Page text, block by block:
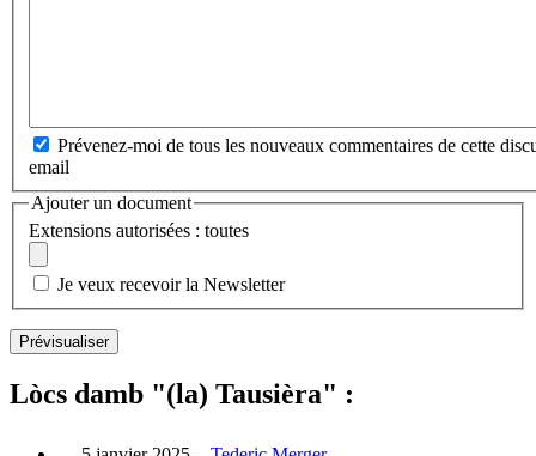
Prévenez-moi de tous les nouveaux commentaires de cette
email
Ajouter un document
Extensions autorisées : toutes
Je veux recevoir la Newsletter
Lòcs damb "(la) Tausièra" :